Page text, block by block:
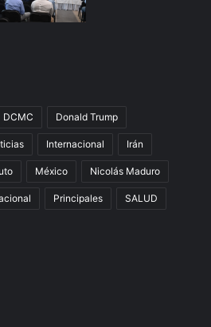
DCMC Donald Trump
Internacional Irán
México Nicolás Maduro
Principales SALUD